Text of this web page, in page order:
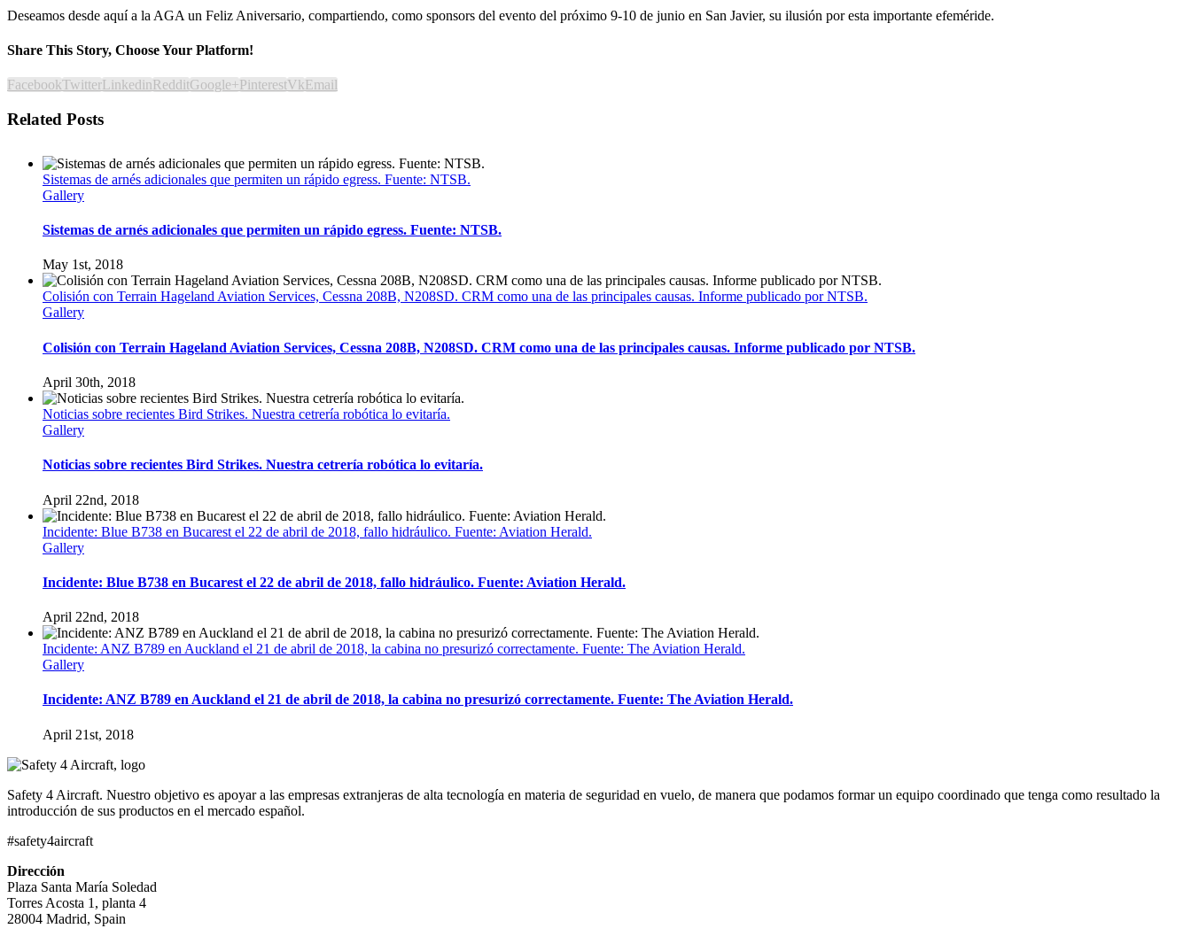
Deseamos desde aquí a la AGA un Feliz Aniversario, compartiendo, como sponsors del evento del próximo 9-10 de junio en San Javier, su ilusión por esta importante efeméride.
Share This Story, Choose Your Platform!
FacebookTwitterLinkedinRedditGoogle+PinterestVkEmail
Related Posts
Sistemas de arnés adicionales que permiten un rápido egress. Fuente: NTSB.
Gallery
Sistemas de arnés adicionales que permiten un rápido egress. Fuente: NTSB.
May 1st, 2018
Colisión con Terrain Hageland Aviation Services, Cessna 208B, N208SD. CRM como una de las principales causas. Informe publicado por NTSB.
Gallery
Colisión con Terrain Hageland Aviation Services, Cessna 208B, N208SD. CRM como una de las principales causas. Informe publicado por NTSB.
April 30th, 2018
Noticias sobre recientes Bird Strikes. Nuestra cetrería robótica lo evitaría.
Gallery
Noticias sobre recientes Bird Strikes. Nuestra cetrería robótica lo evitaría.
April 22nd, 2018
Incidente: Blue B738 en Bucarest el 22 de abril de 2018, fallo hidráulico. Fuente: Aviation Herald.
Gallery
Incidente: Blue B738 en Bucarest el 22 de abril de 2018, fallo hidráulico. Fuente: Aviation Herald.
April 22nd, 2018
Incidente: ANZ B789 en Auckland el 21 de abril de 2018, la cabina no presurizó correctamente. Fuente: The Aviation Herald.
Gallery
Incidente: ANZ B789 en Auckland el 21 de abril de 2018, la cabina no presurizó correctamente. Fuente: The Aviation Herald.
April 21st, 2018
Safety 4 Aircraft. Nuestro objetivo es apoyar a las empresas extranjeras de alta tecnología en materia de seguridad en vuelo, de manera que podamos formar un equipo coordinado que tenga como resultado la
introducción de sus productos en el mercado español.
#safety4aircraft
Dirección
Plaza Santa María Soledad
Torres Acosta 1, planta 4
28004 Madrid, Spain